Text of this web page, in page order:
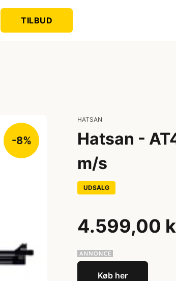
TILBUD
-8%
HATSAN
Hatsan -
m/s
UDSALG
4.599,00
Køb her